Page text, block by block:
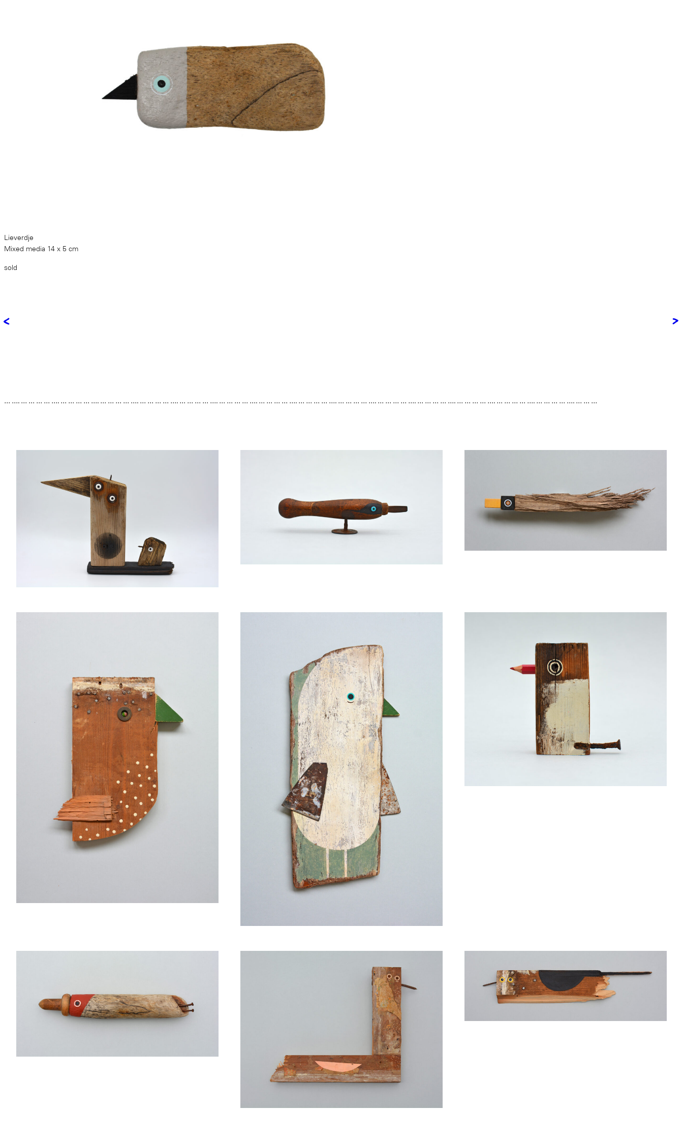
Lieverdje
Mixed media 14 x 5 cm
sold
< >
… …. … … … … …. … … … … …. … … … … …. … … … … …. … … … … …. … … … … …. … … … … …. … … … … …. … … … … …. … … … … …. … … … … …. … … … … …. … … … … …. … … … … …. … … …